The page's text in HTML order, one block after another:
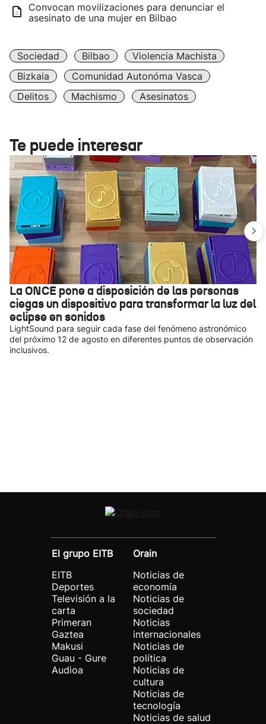
Convocan movilizaciones para denunciar el
asesinato de una mujer en Bilbao
Sociedad Bilbao
Violencia Machista
Bizkaia
Comunidad Autonóma Vasca
Delitos
Machismo Asesinatos
Te puede interesar
La ONCE pone a disposición de las personas
ciegas un dispositivo para transformar la luz del
eclipse en sonidos
LightSound para seguir cada fase del fenómeno astronómico
del próximo 12 de agosto en diferentes puntos de observación
inclusivos.
El grupo EITB
EITB
Deportes
Televisión a la
carta
Primeran
Gaztea
Makusi
Guau - Gure
Audioa
Orain
Noticias de
economía
Noticias de
sociedad
Noticias
internacionales
Noticias de
política
Noticias de
cultura
Noticias de
tecnología
Noticias de salud